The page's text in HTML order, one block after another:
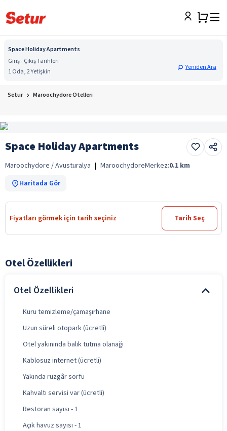
Space Holiday Apartments
Giriş - Çıkış Tarihleri
1 Oda, 2 Yetişkin
Yeniden Ara
Setur Maroochydore Otelleri
Space Holiday Apartments
Maroochydore / Avusturalya | MaroochydoreMerkez:0.1 km
Haritada Gör
Fiyatları görmek için tarih seçiniz Tarih Seç
Otel Özellikleri
Otel Özellikleri
Kuru temizleme/çamaşırhane
Uzun süreli otopark (ücretli)
Otel yakınında balık tutma olanağı
Kablosuz internet (ücretli)
Yakında rüzgâr sörfü
Kahvaltı servisi var (ücretli)
Restoran sayısı - 1
Açık havuz sayısı - 1